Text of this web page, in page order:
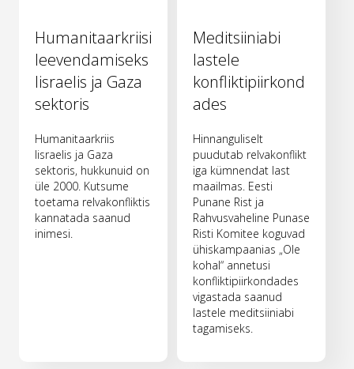
Humanitaarkriisi
leevendamiseks
Iisraelis ja Gaza
sektoris
Humanitaarkriis
Iisraelis ja Gaza
sektoris, hukkunuid on
üle 2000. Kutsume
toetama relvakonfliktis
kannatada saanud
inimesi.
Meditsiiniabi
lastele
konfliktipiirkond
ades
Hinnanguliselt
puudutab relvakonflikt
iga kümnendat last
maailmas. Eesti
Punane Rist ja
Rahvusvaheline Punase
Risti Komitee koguvad
ühiskampaanias „Ole
kohal“ annetusi
konfliktipiirkondades
vigastada saanud
lastele meditsiiniabi
tagamiseks.